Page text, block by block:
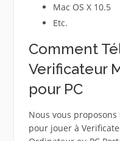
Mac OS X 10.5
Etc.
Comment
Verificateur
pour PC
Nous vous
pour jouer à